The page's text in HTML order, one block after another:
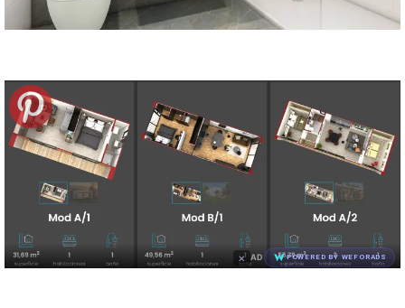
× AD POWERED BY WEFORADS